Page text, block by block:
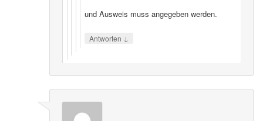
und Ausweis muss angegeben werden.
Antworten ↓